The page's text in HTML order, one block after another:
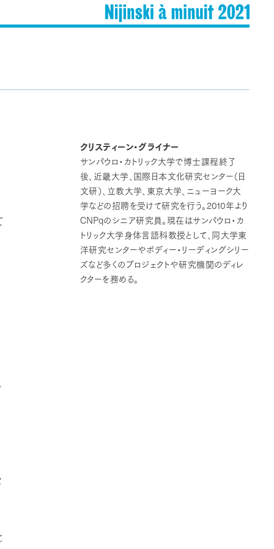
クリスティーン・グライナー
サンパウロ・カトリック大学で博士課程終了
後、近畿大学、国際日本文化研究センター（日
文研）、立教大学、東京大学、ニューヨーク大
学などの招聘を受けて研究を行う。2010年より
CNPqのシニア研究員。現在はサンパウロ・カ
トリック大学身体言語科教授として、同大学東
洋研究センターやボディー・リーディングシリー
ズなど多くのプロジェクトや研究機関のディレ
クターを務める。